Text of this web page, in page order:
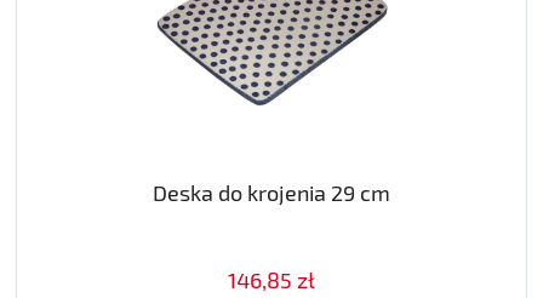
Deska do krojenia 29 cm
146,85 zł